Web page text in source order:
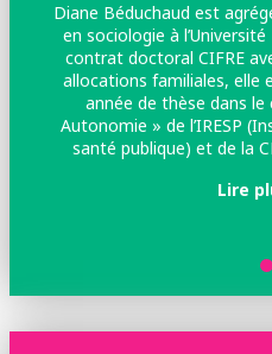
Diane Béduchaud est
en sociologie à
contrat doctoral CIFRE
allocations familiales, elle
année de thèse dans
Autonomie » de l’IRESP
santé publique) et de la
direction d’Hélène Buisson
de la famille. Elle a
revue Lien
Lire